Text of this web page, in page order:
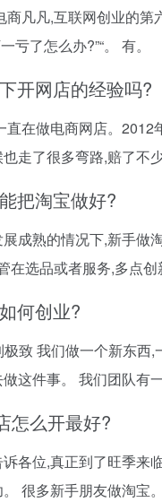
商凡凡,互联网创业的
亏了怎么办?”“。 有。
开网店的经验吗?
直在做电商网店。
走了很多弯路,赔了不少
把淘宝做好?
成熟的情况下,新手做
在选品或者服务,多点创
何创业?
极致 我们做一个新东西
这件事。 我们团队有一
怎么开最好?
各位,真正到了旺季来
很多新手朋友做淘宝。